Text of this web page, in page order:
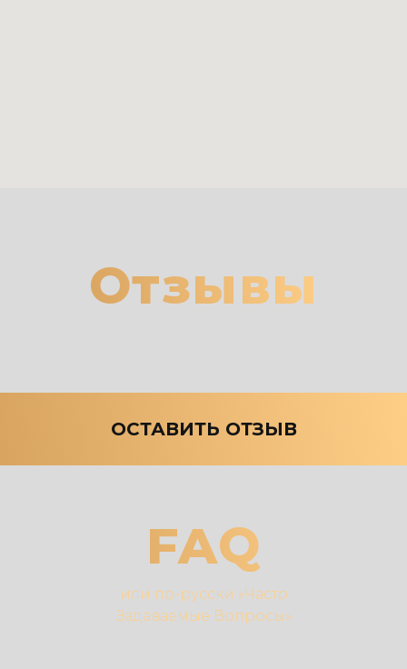
Отзывы
ОСТАВИТЬ ОТЗЫВ
FAQ
или по-русски «Часто
Задаваемые Вопросы»